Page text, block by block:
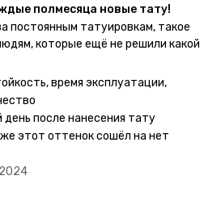
полмесяца новые тату!
постоянным татуировкам, такое
которые ещё не решили какой
жизнь - продукт еверинк
- после нанесения не нужно
вода их так просто не смоет. К
инструкция, но я предпочла
- оставила наклейку на теле на
- на утро эффект
неподвижных частях тела тату
нужно обдуманно выбирать куда
рисунок начнёт стираться -
время эксплуатации,
день после нанесения тату
этот оттенок сошёл на нет